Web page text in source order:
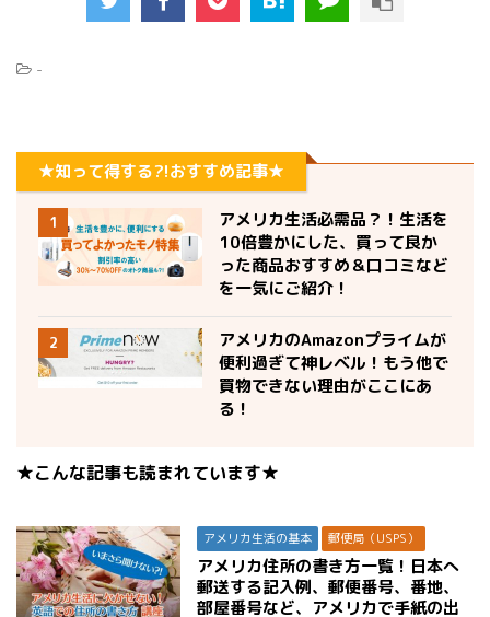
-
★知って得する?!おすすめ記事★
1
アメリカ生活必需品？！生活を
10倍豊かにした、買って良か
った商品おすすめ＆口コミなど
を一気にご紹介！
2
アメリカのAmazonプライムが
便利過ぎて神レベル！もう他で
買物できない理由がここにあ
る！
★こんな記事も読まれています★
アメリカ生活の基本 郵便局（USPS）
アメリカ住所の書き方一覧！日本へ
郵送する記入例、郵便番号、番地、
部屋番号など、アメリカで手紙の出